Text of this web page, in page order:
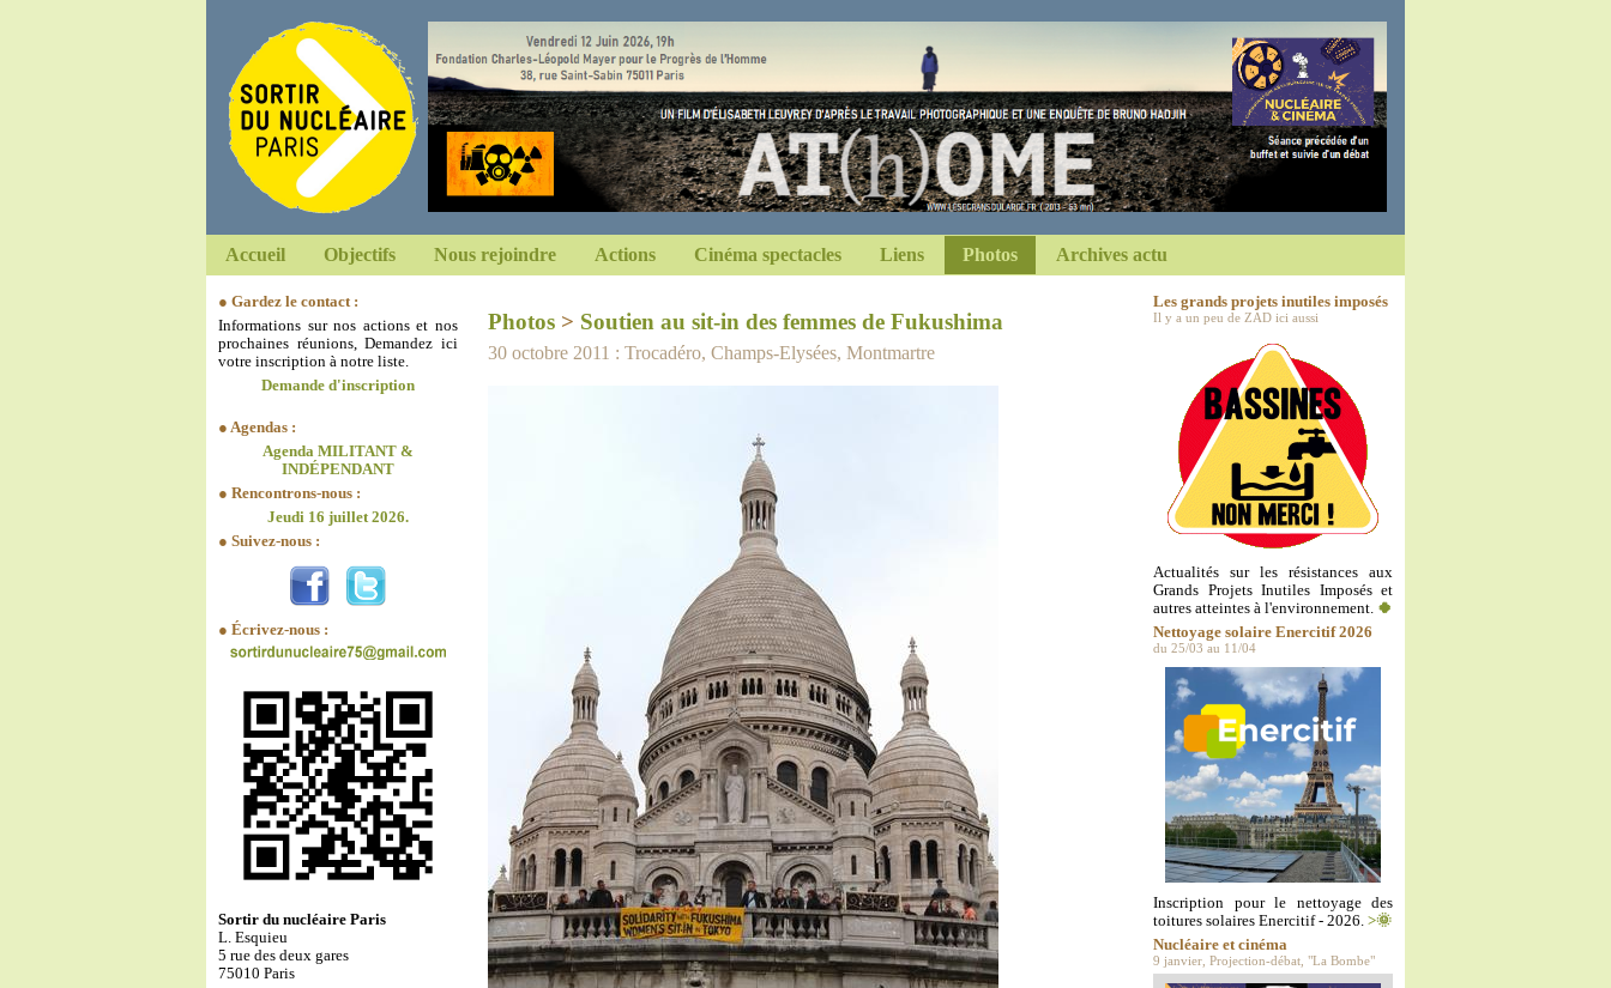
Accueil Objectifs Nous rejoindre Actions Cinéma spectacles Liens Photos Archives actu
● Gardez le contact :
Informations sur nos actions et nos
prochaines réunions, Demandez ici
votre inscription à notre liste.
Demande d'inscription
● Agendas :
Agenda MILITANT &
INDÉPENDANT
● Rencontrons-nous :
Jeudi 16 juillet 2026.
● Suivez-nous :
● Écrivez-nous :
Sortir du nucléaire Paris
L. Esquieu
5 rue des deux gares
75010 Paris
Photos > Soutien au sit-in des femmes de Fukushima
30 octobre 2011 : Trocadéro, Champs-Elysées, Montmartre
Les grands projets inutiles imposés
Il y a un peu de ZAD ici aussi
Actualités sur les résistances aux
Grands Projets Inutiles Imposés et
autres atteintes à l'environnement. 🍀
Nettoyage solaire Enercitif 2026
du 25/03 au 11/04
Inscription pour le nettoyage des
toitures solaires Enercitif - 2026. >🌞
Nucléaire et cinéma
9 janvier, Projection-débat, "La Bombe"